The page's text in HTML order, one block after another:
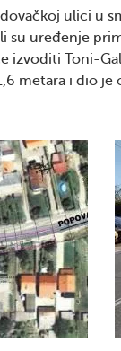
ulici u
su uređenje
izvoditi Toni-
metara i dio